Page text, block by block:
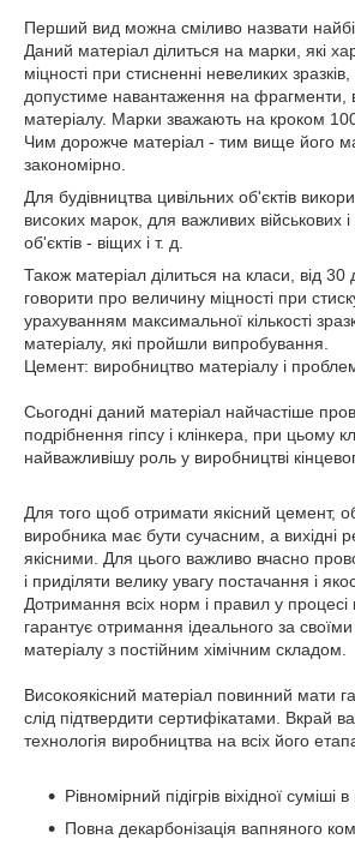
Перший вид можна сміливо назвати
Даний матеріал ділиться на марки, які
міцності при стисненні невеликих
допустиме навантаження на фрагменти,
матеріалу. Марки зважають на кроком
Чим дорожче матеріал - тим вище його
закономірно.
Для будівництва цивільних об'єктів
високих марок, для важливих військових і
об'єктів - віщих і т. д.
Також матеріал ділиться на класи, від
говорити про величину міцності при
урахуванням максимальної кількості
матеріалу, які пройшли випробування.
Цемент: виробництво матеріалу і
Сьогодні даний матеріал найчастіше
подрібнення гіпсу і клінкера, при цьому
найважливішу роль у виробництві
Для того щоб отримати якісний цемент,
виробника має бути сучасним, а вихідні
якісними. Для цього важливо вчасно
і приділяти велику увагу постачання і
Дотримання всіх норм і правил у процесі
гарантує отримання ідеального за
матеріалу з постійним хімічним складом.
Високоякісний матеріал повинний мати
слід підтвердити сертифікатами. Вкрай
технологія виробництва на всіх його
Рівномірний підігрів віхідної суміші в
Повна декарбонізація вапняного